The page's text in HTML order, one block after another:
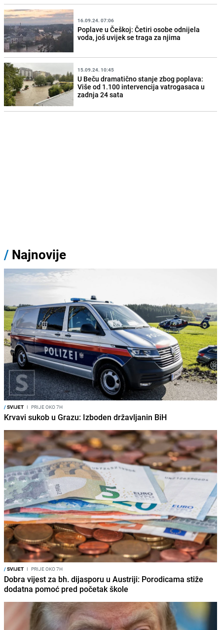
16.09.24. 07:06
Poplave u Češkoj: Četiri osobe odnijela
voda, još uvijek se traga za njima
15.09.24. 10:45
U Beču dramatično stanje zbog poplava:
Više od 1.100 intervencija vatrogasaca u
zadnja 24 sata
/ Najnovije
/SVIJET I PRIJE OKO 7H
Krvavi sukob u Grazu: Izboden državljanin BiH
/SVIJET I PRIJE OKO 7H
Dobra vijest za bh. dijasporu u Austriji: Porodicama stiže
dodatna pomoć pred početak škole